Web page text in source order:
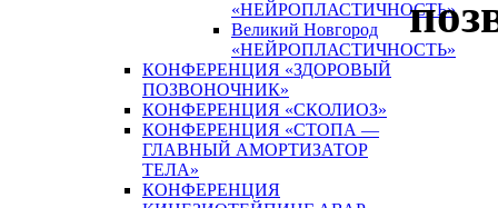
«НЕЙРОПЛАСТИЧНОСТЬ»
Великий Новгород
«НЕЙРОПЛАСТИЧНОСТЬ»
КОНФЕРЕНЦИЯ «ЗДОРОВЫЙ
ПОЗВОНОЧНИК»
КОНФЕРЕНЦИЯ «СКОЛИОЗ»
КОНФЕРЕНЦИЯ «СТОПА —
ГЛАВНЫЙ АМОРТИЗАТОР
ТЕЛА»
КОНФЕРЕНЦИЯ